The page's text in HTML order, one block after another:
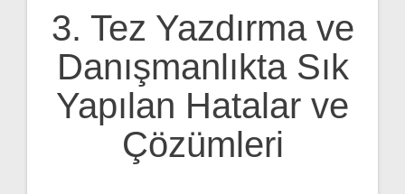
3. Tez Yazdırma ve
Danışmanlıkta Sık
Yapılan Hatalar ve
Çözümleri